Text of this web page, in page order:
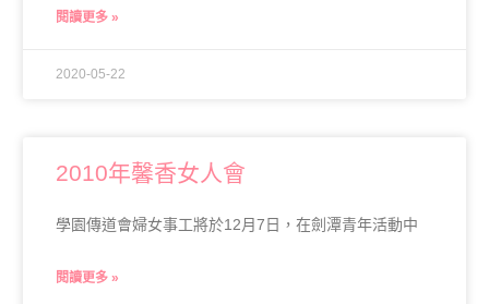
閱讀更多 »
2020-05-22
2010年馨香女人會
學園傳道會婦女事工將於12月7日，在劍潭青年活動中
閱讀更多 »